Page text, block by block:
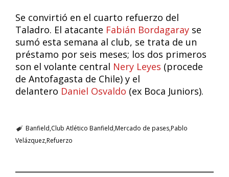
Se convirtió en el cuarto refuerzo del
Taladro. El atacante Fabián Bordagaray se
sumó esta semana al club, se trata de un
préstamo por seis meses; los dos primeros
son el volante central Nery Leyes (procede
de Antofagasta de Chile) y el
delantero Daniel Osvaldo (ex Boca Juniors).
Banfield Club Atlético Banfield Mercado de pasesPablo
VelázquezRefuerzo